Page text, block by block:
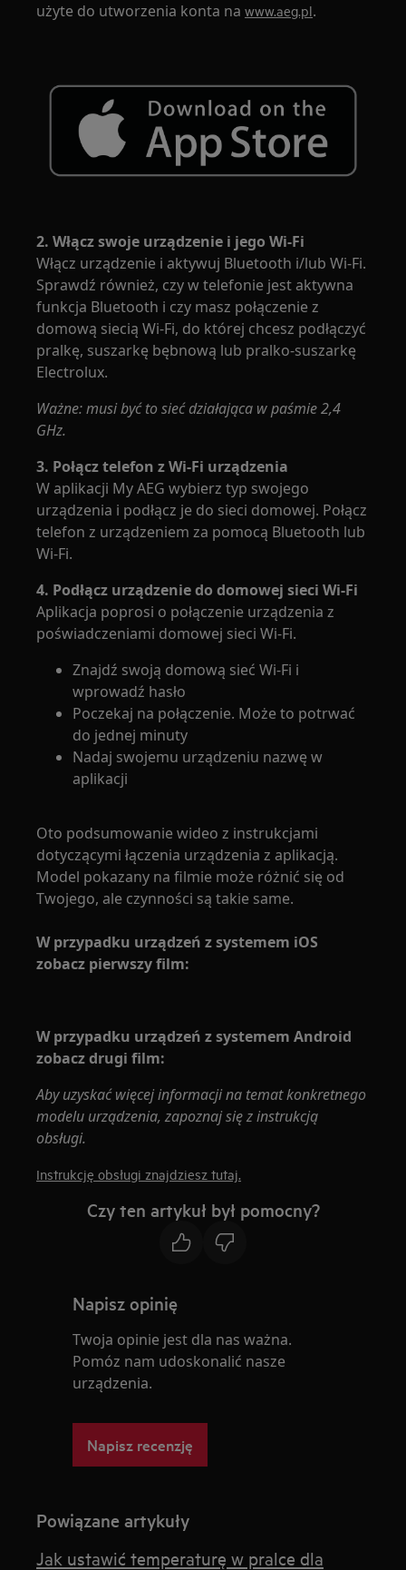
użyte do utworzenia konta nawww.aeg.pl.
2. Włącz swoje urządzenie i jego Wi-Fi
Włącz urządzenie i aktywuj Bluetooth i/lub Wi-Fi.
Sprawdź również, czy w telefonie jest aktywna
funkcja Bluetooth i czy masz połączenie z
domową siecią Wi-Fi, do której chcesz podłączyć
pralkę, suszarkę bębnową lub pralko-suszarkę
Electrolux.
Ważne: musi być to sieć działająca w paśmie 2,4
GHz.
3. Połącz telefon z Wi-Fi urządzenia
W aplikacji My AEG wybierz typ swojego
urządzenia i podłącz je do sieci domowej. Połącz
telefon z urządzeniem za pomocą Bluetooth lub
Wi-Fi.
4. Podłącz urządzenie do domowej sieci Wi-Fi
Aplikacja poprosi o połączenie urządzenia z
poświadczeniami domowej sieci Wi-Fi.
Znajdź swoją domową sieć Wi-Fi i
wprowadź hasło
Poczekaj na połączenie. Może to potrwać
do jednej minuty
Nadaj swojemu urządzeniu nazwę w
aplikacji
Oto podsumowanie wideo z instrukcjami
dotyczącymi łączenia urządzenia z aplikacją.
Model pokazany na filmie może różnić się od
Twojego, ale czynności są takie same.
W przypadku urządzeń z systemem iOS
zobacz pierwszy film:
W przypadku urządzeń z systemem Android
zobacz drugi film:
Aby uzyskać więcej informacji na temat konkretnego
modelu urządzenia, zapoznaj się z instrukcją
obsługi.
Instrukcję obsługi znajdziesz tutaj.
Czy ten artykuł był pomocny?
Napisz opinię
Twoja opinie jest dla nas ważna.
Pomóz nam udoskonalić nasze
urządzenia.
Napisz recenzję
Powiązane artykuły
Jak ustawić temperaturę w pralce dla